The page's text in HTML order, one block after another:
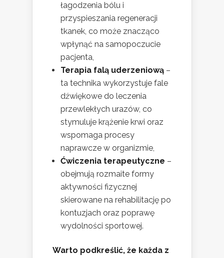
łagodzenia bólu i
przyspieszania regeneracji
tkanek, co może znacząco
wpłynąć na samopoczucie
pacjenta,
Terapia falą uderzeniową –
ta technika wykorzystuje fale
dźwiękowe do leczenia
przewlekłych urazów, co
stymuluje krążenie krwi oraz
wspomaga procesy
naprawcze w organizmie,
Ćwiczenia terapeutyczne –
obejmują rozmaite formy
aktywności fizycznej
skierowane na rehabilitację po
kontuzjach oraz poprawę
wydolności sportowej.
Warto podkreślić, że każda z